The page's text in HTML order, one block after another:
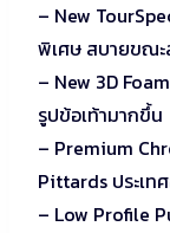
– New
พิเศษ สบายขณะ
– New 3D
รูปข้อเท้ามากขึ้น
– Premium
Pittards ประเท
– Low Profile